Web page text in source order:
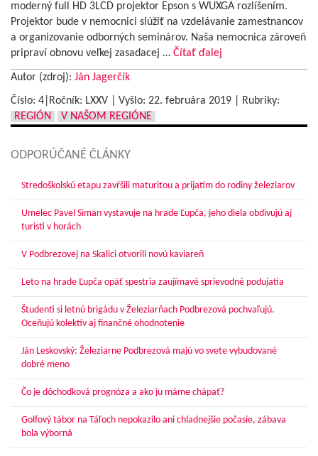
moderný full HD 3LCD projektor Epson s WUXGA rozlíšením.
Projektor bude v nemocnici slúžiť na vzdelávanie zamestnancov
a organizovanie odborných seminárov. Naša nemocnica zároveň
pripraví obnovu veľkej zasadacej … Čítať ďalej
Autor (zdroj): Ján Jagerčík
Číslo: 4|Ročník: LXXV | Vyšlo: 22. februára 2019
Rubriky:
REGIÓN
V NAŠOM REGIÓNE
ODPORÚČANÉ ČLÁNKY
Stredoškolskú etapu zavŕšili maturitou a prijatím do rodiny železiarov
Umelec Pavel Siman vystavuje na hrade Ľupča, jeho diela obdivujú aj
turisti v horách
V Podbrezovej na Skalici otvorili novú kaviareň
Leto na hrade Ľupča opäť spestria zaujímavé sprievodné podujatia
Študenti si letnú brigádu v Železiarňach Podbrezová pochvaľujú.
Oceňujú kolektív aj finančné ohodnotenie
Ján Leskovský: Železiarne Podbrezová majú vo svete vybudované
dobré meno
Čo je dôchodková prognóza a ako ju máme chápať?
Golfový tábor na Táľoch nepokazilo ani chladnejšie počasie, zábava
bola výborná